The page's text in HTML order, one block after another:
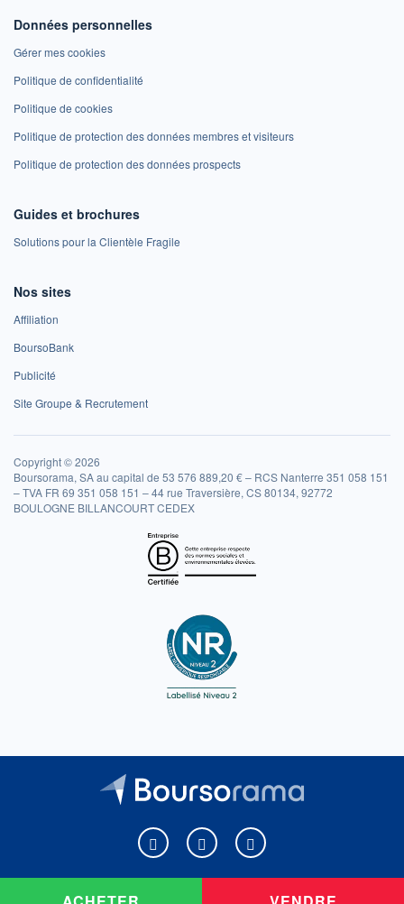
Données personnelles
Gérer mes cookies
Politique de confidentialité
Politique de cookies
Politique de protection des données membres et visiteurs
Politique de protection des données prospects
Guides et brochures
Solutions pour la Clientèle Fragile
Nos sites
Affiliation
BoursoBank
Publicité
Site Groupe & Recrutement
Copyright © 2026
Boursorama, SA au capital de 53 576 889,20 € – RCS Nanterre 351 058 151
– TVA FR 69 351 058 151 – 44 rue Traversière, CS 80134, 92772
BOULOGNE BILLANCOURT CEDEX
Boursorama sur Facebook
Boursorama sur XBoursorama sur